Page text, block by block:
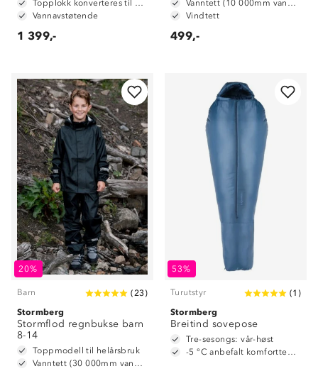
Topplokk konverteres til hoftebelte
Vannavstøtende
1 399,-
Vanntett (10 000mm vannsøyle)
Vindtett
499,-
20%
Barn (23)
Stormberg
Stormflod regnbukse barn
8-14
Toppmodell til helårsbruk
Vanntett (30 000mm vannsøyle)
53%
Turutstyr (1 )
Stormberg
Breitind sovepose
Tre-sesongs: vår-høst
-5 °C anbefalt komforttemperatur